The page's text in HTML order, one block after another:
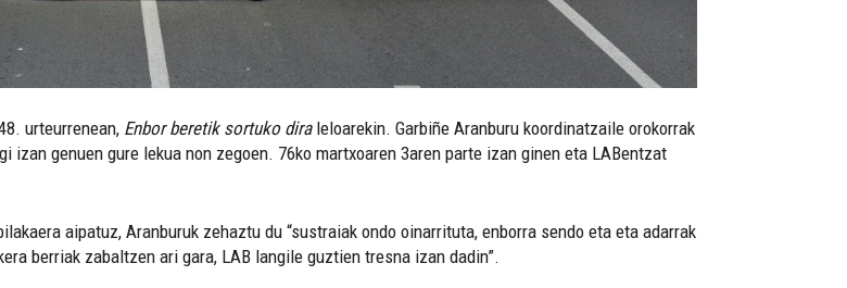
urteurrenean, Enbor beretik sortuko diraleloarekin. Garbiñe Aranburu koordinatzaile orokorrak
genuen gure lekua non zegoen. 76ko martxoaren 3aren parte izan ginen eta LABentzat
aipatuz, Aranburuk zehaztu du “sustraiak ondo oinarrituta, enborra sendo eta eta adarrak
berriak zabaltzen ari gara, LAB langile guztien tresna izan dadin”.